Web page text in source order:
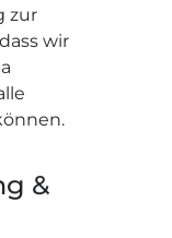
zur
wir
&